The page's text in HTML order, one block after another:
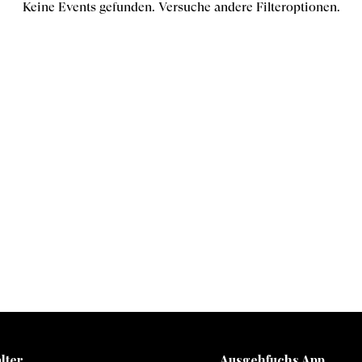
Keine Events gefunden. Versuche andere Filteroptionen.